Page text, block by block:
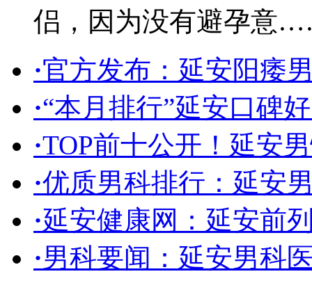
侣，因为没有避孕意
·官方发布：延安阳痿
·“本月排行”延安口碑
·TOP前十公开！延安
·优质男科排行：延安
·延安健康网：延安前
·男科要闻：延安男科